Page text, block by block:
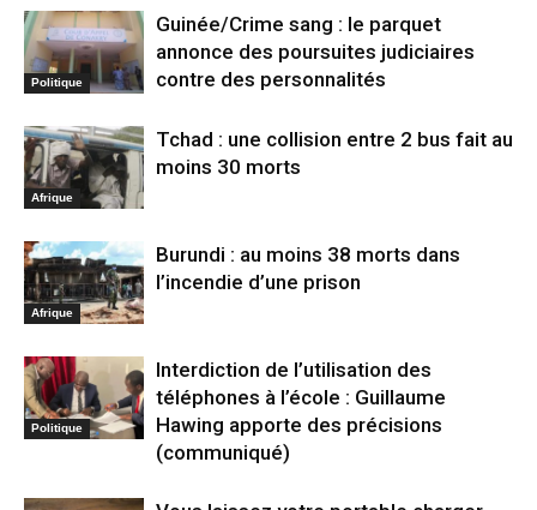
Politique
Guinée/Crime sang : le parquet
annonce des poursuites judiciaires
contre des personnalités
Afrique
Tchad : une collision entre 2 bus fait au
moins 30 morts
Afrique
Burundi : au moins 38 morts dans
l’incendie d’une prison
Politique
Interdiction de l’utilisation des
téléphones à l’école : Guillaume
Hawing apporte des précisions
(communiqué)